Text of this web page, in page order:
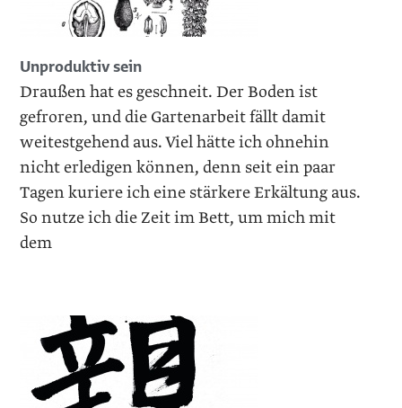
Unproduktiv sein
Draußen hat es geschneit. Der ­Boden ist
gefroren, und die Gartenarbeit fällt damit
weitestgehend aus. Viel hätte ich ohnehin
nicht erledigen können, denn seit ein paar
Tagen kuriere ich eine stärkere Erkältung aus.
So nutze ich die Zeit im Bett, um mich mit
dem